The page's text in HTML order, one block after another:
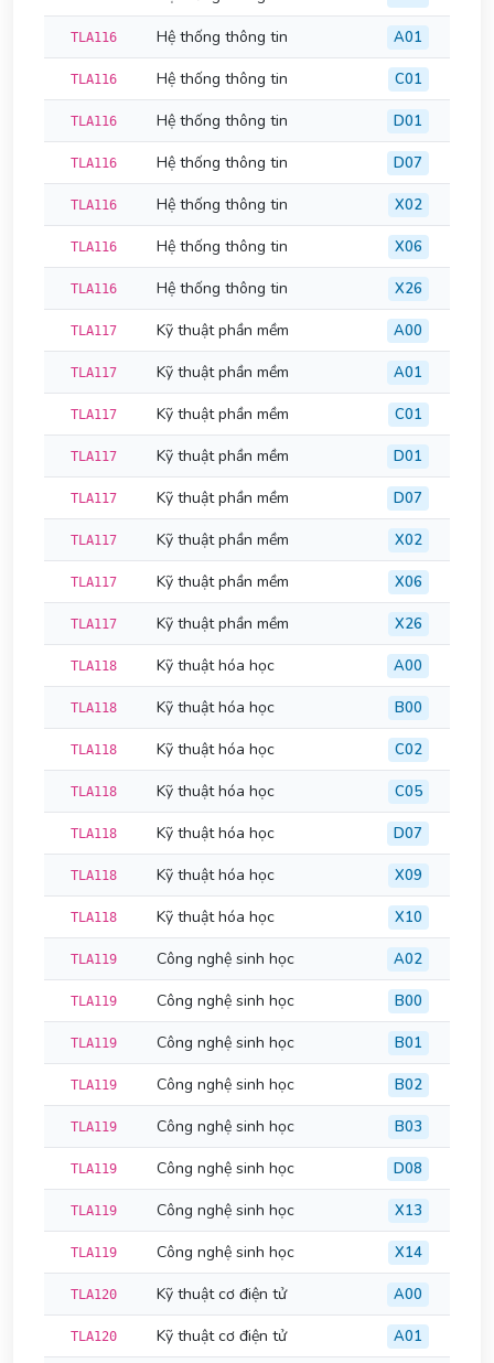
TLA116 Hệ thống thông tin A01
TLA116 Hệ thống thông tin C01
TLA116 Hệ thống thông tin D01
TLA116 Hệ thống thông tin D07
TLA116 Hệ thống thông tin X02
TLA116 Hệ thống thông tin X06
TLA116 Hệ thống thông tin X26
TLA117 Kỹ thuật phần mềm A00
TLA117 Kỹ thuật phần mềm A01
TLA117 Kỹ thuật phần mềm C01
TLA117 Kỹ thuật phần mềm D01
TLA117 Kỹ thuật phần mềm D07
TLA117 Kỹ thuật phần mềm X02
TLA117 Kỹ thuật phần mềm X06
TLA117 Kỹ thuật phần mềm X26
TLA118 Kỹ thuật hóa học A00
TLA118 Kỹ thuật hóa học B00
TLA118 Kỹ thuật hóa học C02
TLA118 Kỹ thuật hóa học C05
TLA118 Kỹ thuật hóa học D07
TLA118 Kỹ thuật hóa học X09
TLA118 Kỹ thuật hóa học X10
TLA119 Công nghệ sinh học A02
TLA119 Công nghệ sinh học B00
TLA119 Công nghệ sinh học B01
TLA119 Công nghệ sinh học B02
TLA119 Công nghệ sinh học B03
TLA119 Công nghệ sinh học D08
TLA119 Công nghệ sinh học X13
TLA119 Công nghệ sinh học X14
TLA120 Kỹ thuật cơ điện tử A00
TLA120 Kỹ thuật cơ điện tử A01